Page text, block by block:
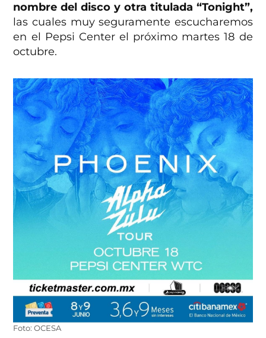
nombre del disco y otra titulada “Tonight”,
las cuales muy seguramente escucharemos
en el Pepsi Center el próximo martes 18 de
octubre.
Foto: OCESA